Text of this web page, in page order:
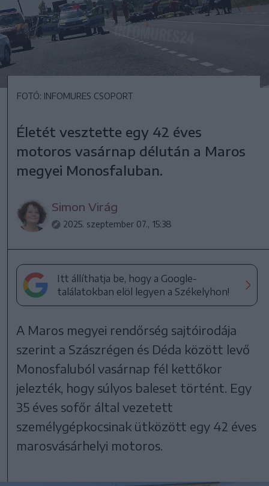
FOTÓ: INFOMURES CSOPORT
Életét vesztette egy 42 éves
motoros vasárnap délután a Maros
megyei Monosfaluban.
Simon Virág
2025. szeptember 07., 15:38
Itt állíthatja be, hogy a Google-
találatokban elöl legyen a Székelyhon!
A Maros megyei rendőrség sajtóirodája
szerint a Szászrégen és Déda között levő
Monosfaluból vasárnap fél kettőkor
jelezték, hogy súlyos baleset történt. Egy
35 éves sofőr által vezetett
személygépkocsinak ütközött egy 42 éves
marosvásárhelyi motoros.